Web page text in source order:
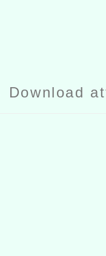
Download